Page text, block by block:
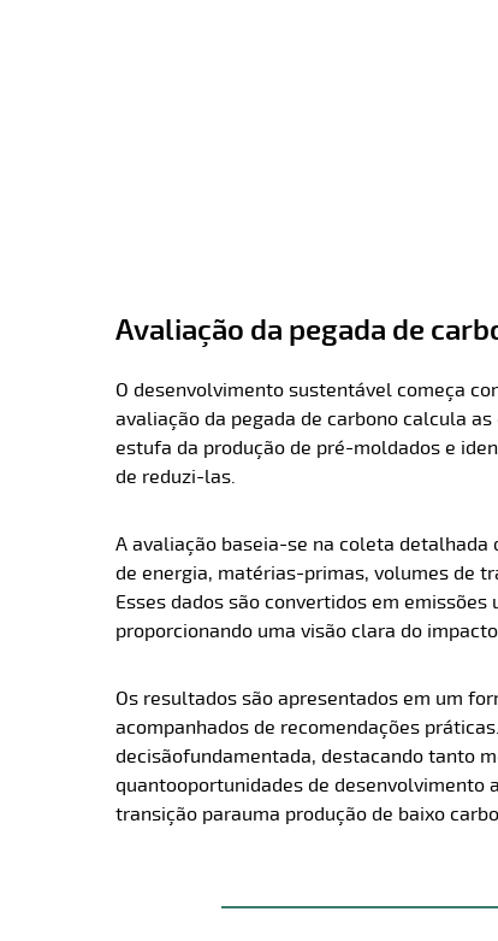
Avaliação da pegada de
O desenvolvimento sustentável começa
avaliação da pegada de carbono calcula
estufa da produção de pré-moldados e
de reduzi-las.
A avaliação baseia-se na coleta detalhada
de energia, matérias-primas, volumes de
Esses dados são convertidos em emissões
proporcionando uma visão clara do
Os resultados são apresentados em um
acompanhados de recomendações
decisãofundamentada, destacando tanto
quantooportunidades de desenvolvimento
transição parauma produção de baixo